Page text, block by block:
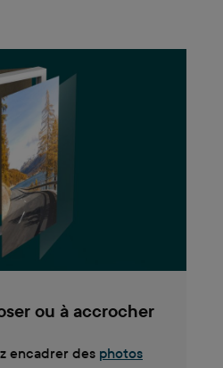
ou à accrocher
encadrer des photos